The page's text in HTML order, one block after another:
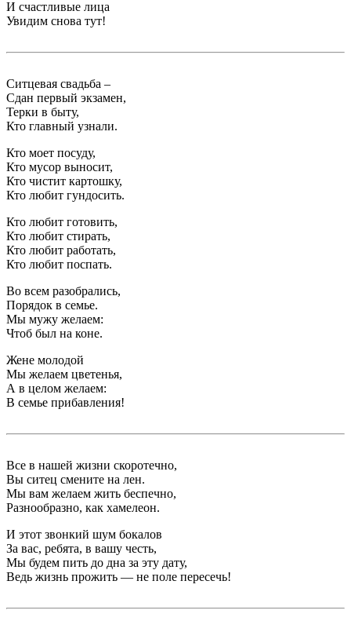
И счастливые лица
Увидим снова тут!
Ситцевая свадьба –
Сдан первый экзамен,
Терки в быту,
Кто главный узнали.
Кто моет посуду,
Кто мусор выносит,
Кто чистит картошку,
Кто любит гундосить.
Кто любит готовить,
Кто любит стирать,
Кто любит работать,
Кто любит поспать.
Во всем разобрались,
Порядок в семье.
Мы мужу желаем:
Чтоб был на коне.
Жене молодой
Мы желаем цветенья,
А в целом желаем:
В семье прибавления!
Все в нашей жизни скоротечно,
Вы ситец смените на лен.
Мы вам желаем жить беспечно,
Разнообразно, как хамелеон.
И этот звонкий шум бокалов
За вас, ребята, в вашу честь,
Мы будем пить до дна за эту дату,
Ведь жизнь прожить — не поле пересечь!